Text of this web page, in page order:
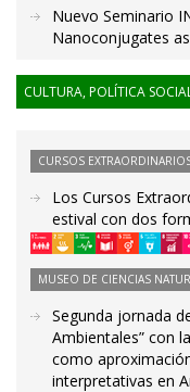
Nuevo Seminario
Nanoconjugates
CULTURA, POLÍTICA
CURSOS
Los Cursos
estival con dos
MUSEO DE CIENCIAS
Segunda jornada
Ambientales” con
como
interpretativas en